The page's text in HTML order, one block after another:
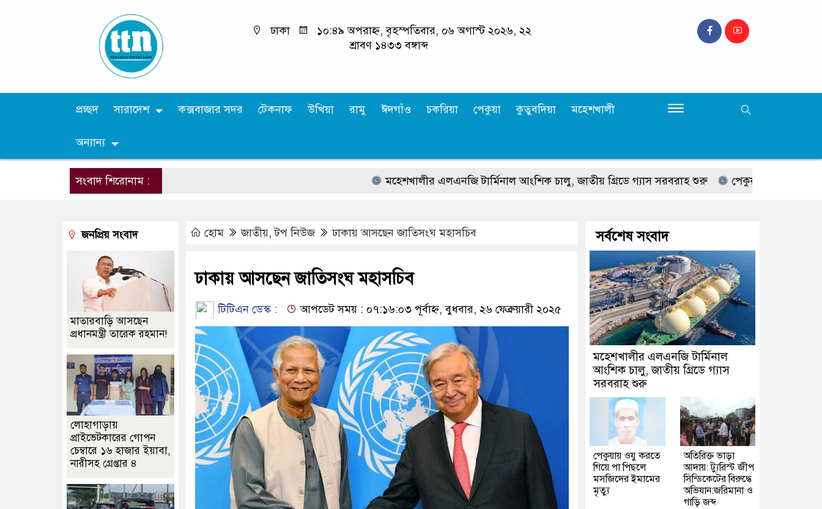
ঢাকা
১০:৪৯ অপরাহ্ন, বৃহস্পতিবার, ০৬ অগাস্ট ২০২৬, ২২
শ্রাবণ ১৪৩৩ বঙ্গাব্দ
প্রচ্ছদ সারাদেশ কক্সবাজার সদর টেকনাফ উখিয়া রামু ঈদগাঁও চকরিয়া পেকুয়া কুতুবদিয়া মহেশখালী
অন্যান্য
সংবাদ শিরোনাম : মহেশখালীর এলএনজি টার্মিনাল আংশিক চালু, জাতীয় গ্রিডে গ্যাস সরবরাহ শুরু পেকুয়ায় ওযু করতে গিয়ে পা
হোম জাতীয়,টপ নিউজ ঢাকায় আসছেন জাতিসংঘ মহাসচিব
ঢাকায় আসছেন জাতিসংঘ মহাসচিব
টিটিএন ডেস্ক : আপডেট সময় : ০৭:১৬:০৩ পূর্বাহ্ন, বুধবার, ২৬ ফেব্রুয়ারী ২০২৫
জনপ্রিয় সংবাদ
মাতারবাড়ি আসছেন
প্রধানমন্ত্রী তারেক রহমান!
লোহাগাড়ায়
প্রাইভেটকারের গোপন
চেম্বারে ১৬ হাজার ইয়াবা,
নারীসহ গ্রেপ্তার ৪
সর্বশেষ সংবাদ
মহেশখালীর এলএনজি টার্মিনাল
আংশিক চালু, জাতীয় গ্রিডে গ্যাস
সরবরাহ শুরু
পেকুয়ায় ওযু করতে
গিয়ে পা পিছলে
মসজিদের ইমামের
মৃত্যু
অতিরিক্ত ভাড়া
আদায়: ট্যুরিস্ট জীপ
সিন্ডিকেটের বিরুদ্ধে
অভিযান:জরিমানা ও
গাড়ি জব্দ